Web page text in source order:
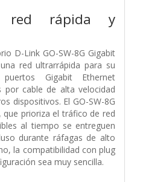
red rápida y
D-Link GO-SW-8G Gigabit
red ultrarrápida para su
Gigabit Ethernet
por cable de alta velocidad
dispositivos. El GO-SW-8G
prioriza el tráfico de red
al tiempo se entreguen
durante ráfagas de alto
la compatibilidad con plug
sea muy sencilla.